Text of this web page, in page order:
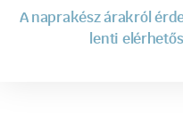
A naprakész árakról
lenti